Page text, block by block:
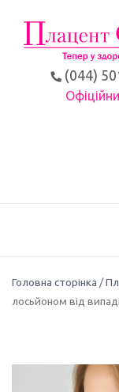
(044)
Головна сторінка /
лосьйоном від